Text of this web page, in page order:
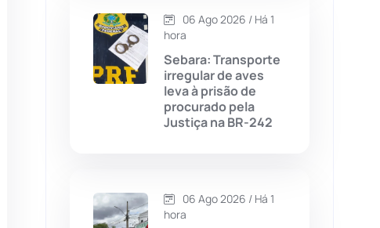
Cordeiros
Dom Basílio (391)
(1235)
Érico Cardoso
06 Ago 2026 / Há 1
hora
Sebara: Transporte
irregular de aves
leva à prisão de
procurado pela
Justiça na BR-242
06 Ago 2026 / Há 1
hora